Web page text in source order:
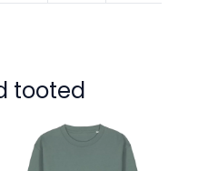
tooted